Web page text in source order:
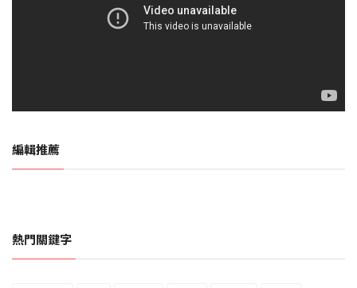
編輯推薦
熱門關鍵字